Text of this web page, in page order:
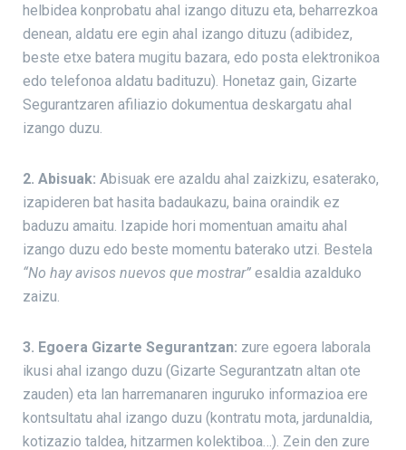
helbidea konprobatu ahal izango dituzu eta, beharrezkoa
denean, aldatu ere egin ahal izango dituzu (adibidez,
beste etxe batera mugitu bazara, edo posta elektronikoa
edo telefonoa aldatu badituzu). Honetaz gain, Gizarte
Segurantzaren afiliazio dokumentua deskargatu ahal
izango duzu.
2. Abisuak: Abisuak ere azaldu ahal zaizkizu, esaterako,
izapideren bat hasita badaukazu, baina oraindik ez
baduzu amaitu. Izapide hori momentuan amaitu ahal
izango duzu edo beste momentu baterako utzi. Bestela
“No hay avisos nuevos que mostrar” esaldia azalduko
zaizu.
3. Egoera Gizarte Segurantzan: zure egoera laborala
ikusi ahal izango duzu (Gizarte Segurantzatn altan ote
zauden) eta lan harremanaren inguruko informazioa ere
kontsultatu ahal izango duzu (kontratu mota, jardunaldia,
kotizazio taldea, hitzarmen kolektiboa…). Zein den zure